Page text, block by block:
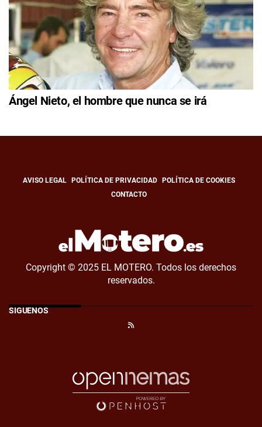
Ángel Nieto, el hombre que nunca se irá
AVISO LEGAL POLÍTICA DE PRIVACIDAD
POLÍTICA DE COOKIES
CONTACTO
Copyright © 2025 EL MOTERO. Todos los derechos
reservados.
SÍGUENOS